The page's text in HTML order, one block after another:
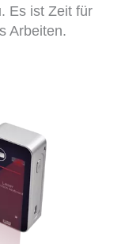
Es ist Zeit für
Arbeiten.